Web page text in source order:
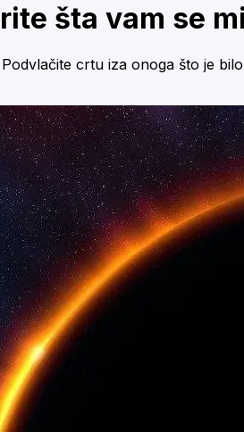
šta vam se
crtu iza onoga što je